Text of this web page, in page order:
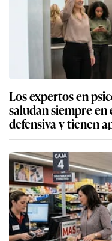
Los expertos en
saludan siempre en
defensiva y tienen